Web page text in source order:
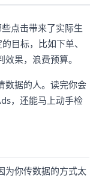
点击带来了实际生
目标，比如下单、
果，浪费预算。
数据的人。读完你会
，还能马上动手检
为你传数据的方式太